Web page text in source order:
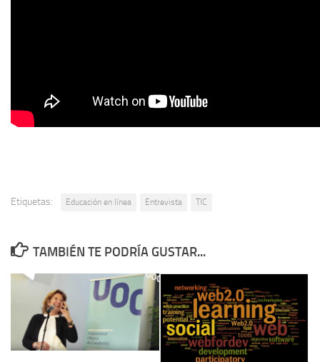
Etiquetas: Educación en línea Entrevista TIC
TAMBIÉN TE PODRÍA GUSTAR...